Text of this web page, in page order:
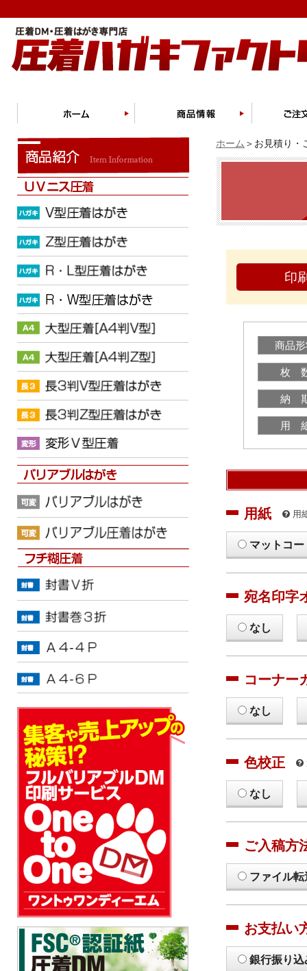
ホーム ＞お見積り・
印
商品
枚
納
用
用紙 用
マットコー
宛名印字
なし
コーナー
なし
色校正
なし
ご入稿方
ファイル
お支払い
銀行振り込